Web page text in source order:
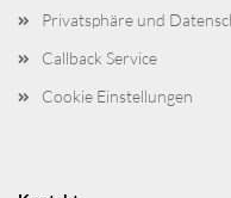
Privatsphäre und
Callback Service
Cookie Einstellungen